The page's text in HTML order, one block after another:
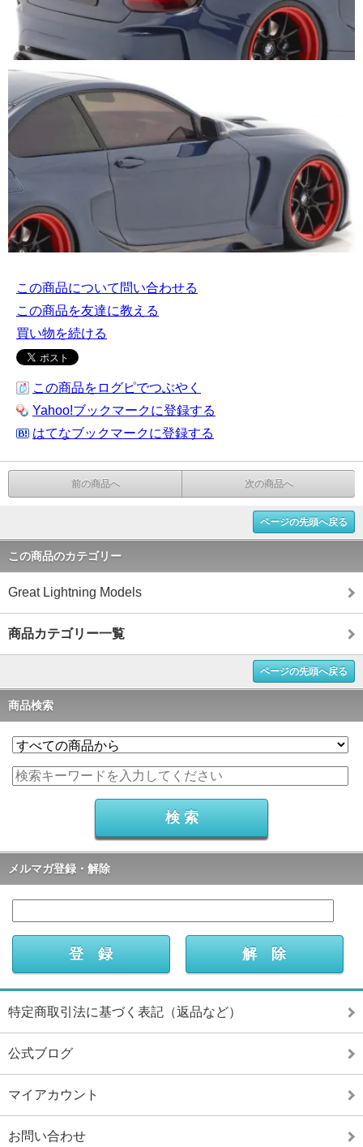
この商品について問い合わせる
この商品を友達に教える
買い物を続ける
この商品をログピでつぶやく
Yahoo!ブックマークに登録する
はてなブックマークに登録する
前の商品へ 次の商品へ
ページの先頭へ戻る
この商品のカテゴリー
Great Lightning Models
商品カテゴリー一覧
ページの先頭へ戻る
商品検索
メルマガ登録・解除
特定商取引法に基づく表記（返品など）
公式ブログ
マイアカウント
お問い合わせ